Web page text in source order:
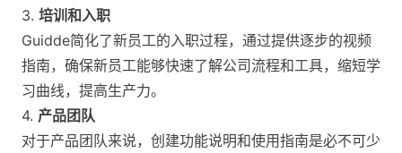
3. 培训和入职
Guidde简化了新员工的入职过程，通过提供逐步的视频
指南，确保新员工能够快速了解公司流程和工具，缩短学
习曲线，提高生产力​。
4. 产品团队
对于产品团队来说，创建功能说明和使用指南是必不可少